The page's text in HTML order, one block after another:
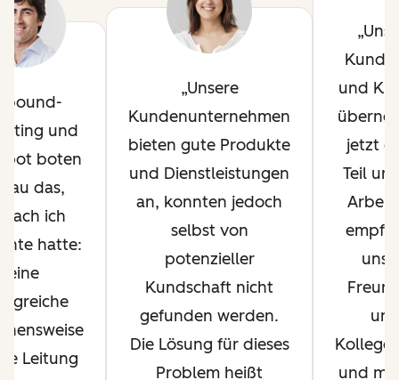
und
boten
das,
ich
hatte:
eine
Leitung
Unsere
Kundenunternehmen
bieten gute Produkte
und Dienstleistungen
an, konnten jedoch
selbst von
potenzieller
Kundschaft nicht
gefunden werden.
Die Lösung für dieses
Problem heißt
und
jetzt
Teil
uns
und